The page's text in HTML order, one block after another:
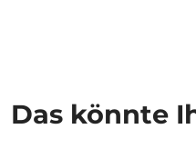
Das könnte